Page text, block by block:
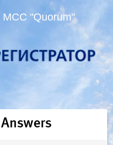
"Quorum"